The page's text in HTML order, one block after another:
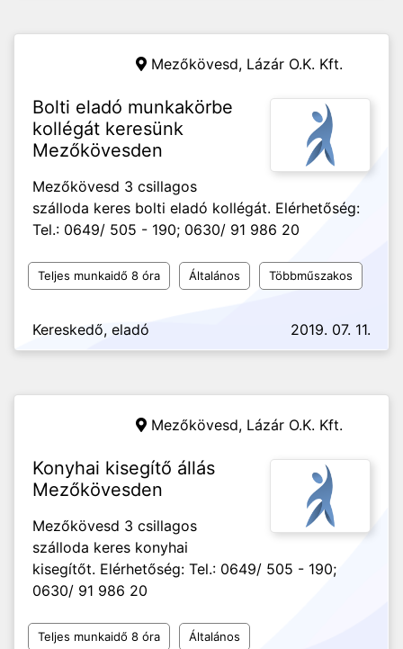
Mezőkövesd, Lázár O.K. Kft.
Bolti eladó munkakörbe
kollégát keresünk
Mezőkövesden
Mezőkövesd 3 csillagos
szálloda keres bolti eladó kollégát. Elérhetőség:
Tel.: 0649/ 505 - 190; 0630/ 91 986 20
Teljes munkaidő 8 óra Általános Többműszakos
Kereskedő, eladó 2019. 07. 11.
Mezőkövesd, Lázár O.K. Kft.
Konyhai kisegítő állás
Mezőkövesden
Mezőkövesd 3 csillagos
szálloda keres konyhai
kisegítőt. Elérhetőség: Tel.: 0649/ 505 - 190;
0630/ 91 986 20
Teljes munkaidő 8 óra Általános